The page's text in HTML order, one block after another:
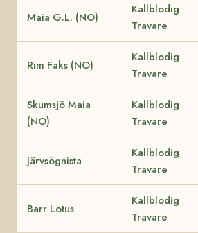
Maia G.L. (NO)
Kallblodig
Travare
Rim Faks (NO)
Kallblodig
Travare
Skumsjö Maia
(NO)
Kallblodig
Travare
Järvsögnista
Kallblodig
Travare
Barr Lotus
Kallblodig
Travare